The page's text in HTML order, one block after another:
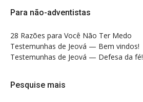
Para não-adventistas
28 Razões para Você Não Ter Medo
Testemunhas de Jeová — Bem vindos!
Testemunhas de Jeová — Defesa da fé!
Pesquise mais